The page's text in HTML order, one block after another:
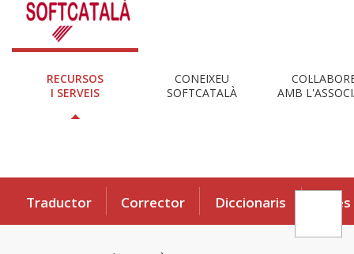
RECURSOS
I SERVEIS
CONEIXEU
SOFTCATALÀ
AMB
Traductor Corrector Diccionaris Eines